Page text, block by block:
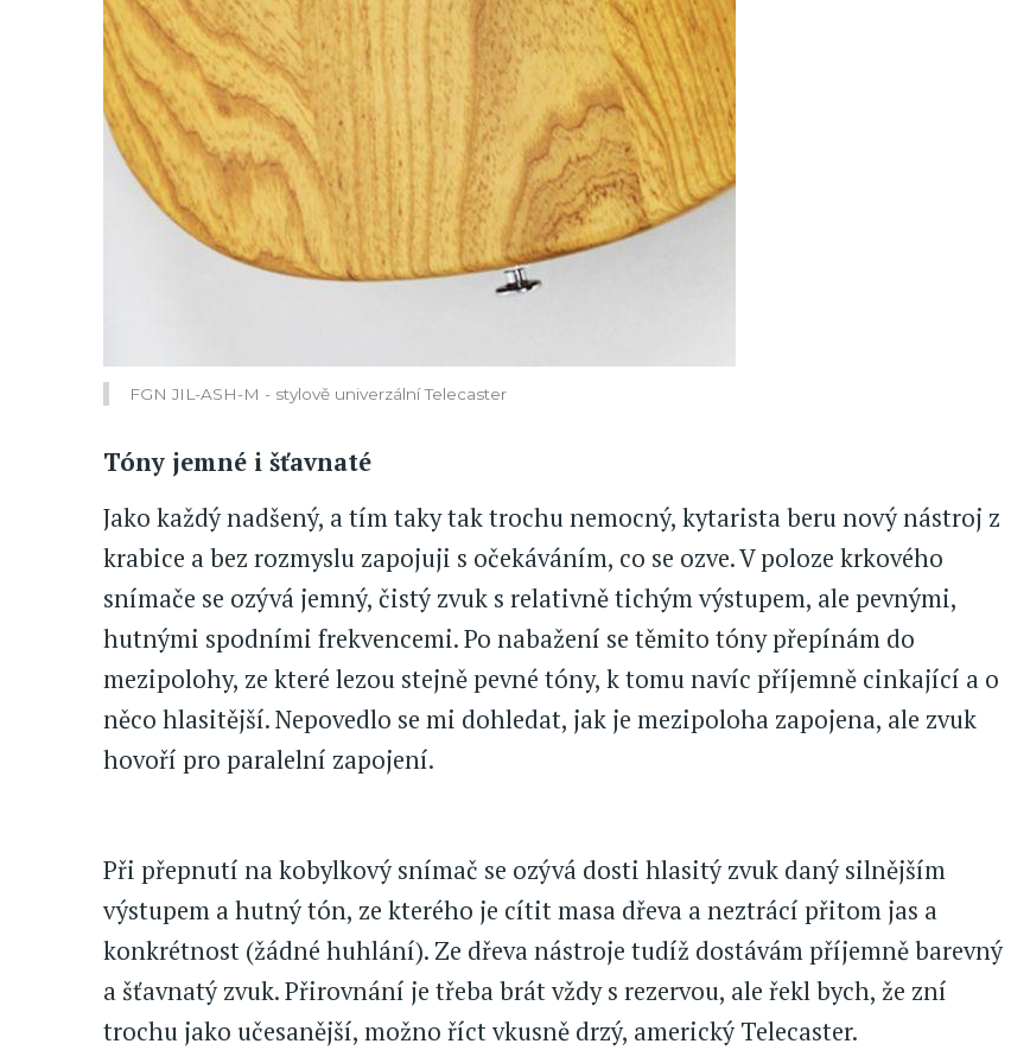
FGN JIL-ASH-M - stylově univerzální Telecaster
Tóny jemné i šťavnaté
Jako každý nadšený, a tím taky tak trochu nemocný, kytarista beru nový nástroj z
krabice a bez rozmyslu zapojuji s očekáváním, co se ozve. V poloze krkového
snímače se ozývá jemný, čistý zvuk s relativně tichým výstupem, ale pevnými,
hutnými spodními frekvencemi. Po nabažení se těmito tóny přepínám do
mezipolohy, ze které lezou stejně pevné tóny, k tomu navíc příjemně cinkající a o
něco hlasitější. Nepovedlo se mi dohledat, jak je mezipoloha zapojena, ale zvuk
hovoří pro paralelní zapojení.
Při přepnutí na kobylkový snímač se ozývá dosti hlasitý zvuk daný silnějším
výstupem a hutný tón, ze kterého je cítit masa dřeva a neztrácí přitom jas a
konkrétnost (žádné huhlání). Ze dřeva nástroje tudíž dostávám příjemně barevný
a šťavnatý zvuk. Přirovnání je třeba brát vždy s rezervou, ale řekl bych, že zní
trochu jako učesanější, možno říct vkusně drzý, americký Telecaster.